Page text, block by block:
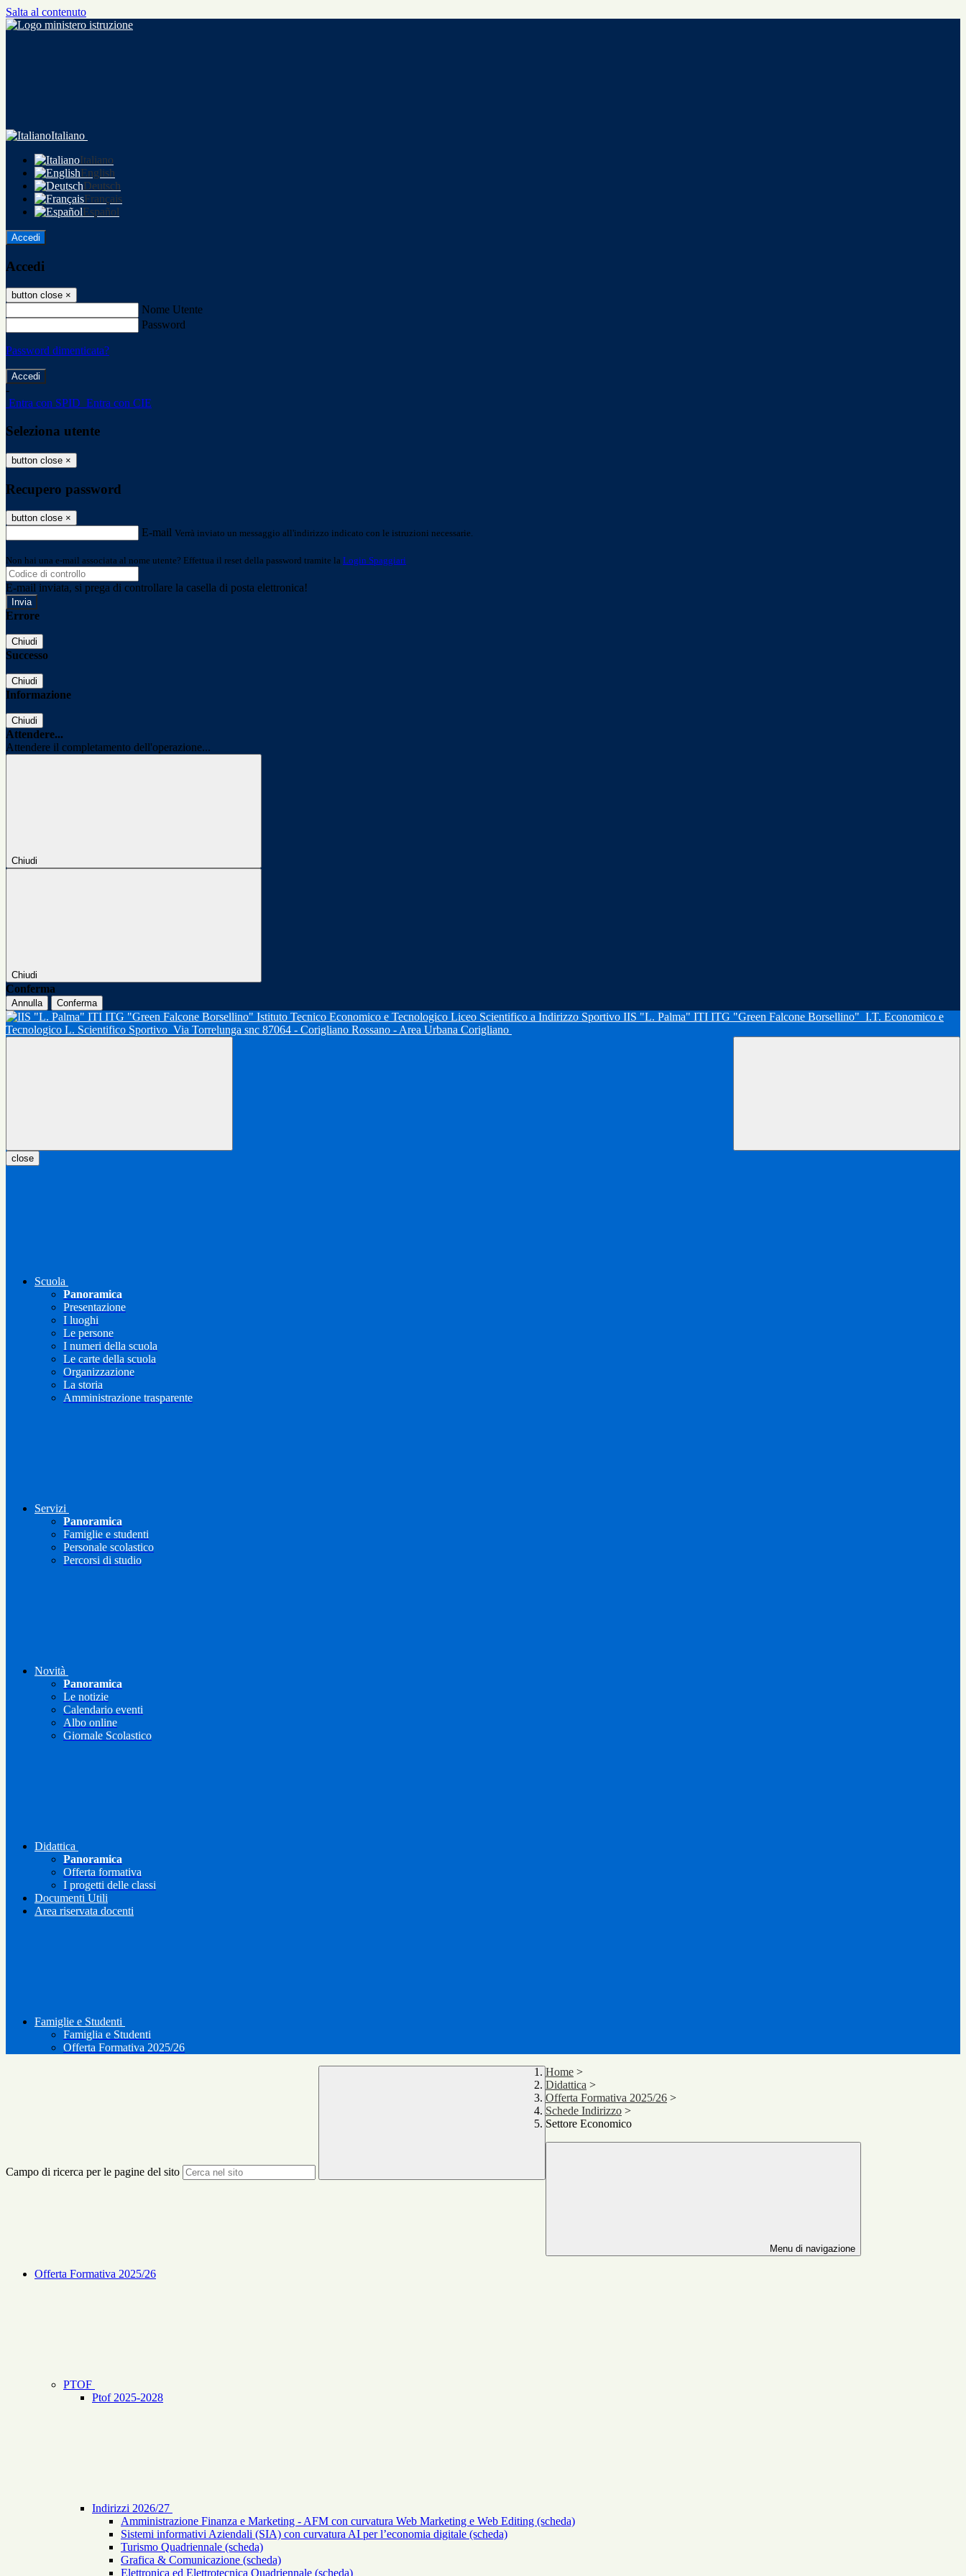
Salta al contenuto
Italiano
Italiano
English
Deutsch
Français
Español
Accedi
Accedi
button close ×
Nome Utente
Password
Password dimenticata?
-
Entra con SPID Entra con CIE
Seleziona utente
button close ×
Recupero password
button close ×
E-mail Verrà inviato un messaggio all'indirizzo indicato con le istruzioni necessarie.
Non hai una e-mail associata al nome utente? Effettua il reset della password tramite la Login Spaggiari
E-mail inviata, si prega di controllare la casella di posta elettronica!
Errore
Chiudi
Successo
Chiudi
Informazione
Chiudi
Attendere...
Attendere il completamento dell'operazione...
Chiudi
Chiudi
Conferma
Annulla Conferma
IIS "L. Palma" ITI ITG "Green Falcone Borsellino" I.T. Economico e
Tecnologico L. Scientifico Sportivo Via Torrelunga snc 87064 - Corigliano Rossano - Area Urbana Corigliano
close
Scuola
Panoramica
Presentazione
I luoghi
Le persone
I numeri della scuola
Le carte della scuola
Organizzazione
La storia
Amministrazione trasparente
Servizi
Panoramica
Famiglie e studenti
Personale scolastico
Percorsi di studio
Novità
Panoramica
Le notizie
Calendario eventi
Albo online
Giornale Scolastico
Didattica
Panoramica
Offerta formativa
I progetti delle classi
Documenti Utili
Area riservata docenti
Famiglie e Studenti
Famiglia e Studenti
Offerta Formativa 2025/26
Campo di ricerca per le pagine del sito
Home >
Didattica >
Offerta Formativa 2025/26 >
Schede Indirizzo >
Settore Economico
Menu di navigazione
Offerta Formativa 2025/26
PTOF
Ptof 2025-2028
Indirizzi 2026/27
Amministrazione Finanza e Marketing - AFM con curvatura Web Marketing e Web Editing (scheda)
Sistemi informativi Aziendali (SIA) con curvatura AI per l’economia digitale (scheda)
Turismo Quadriennale (scheda)
Grafica & Comunicazione (scheda)
Elettronica ed Elettrotecnica Quadriennale (scheda)